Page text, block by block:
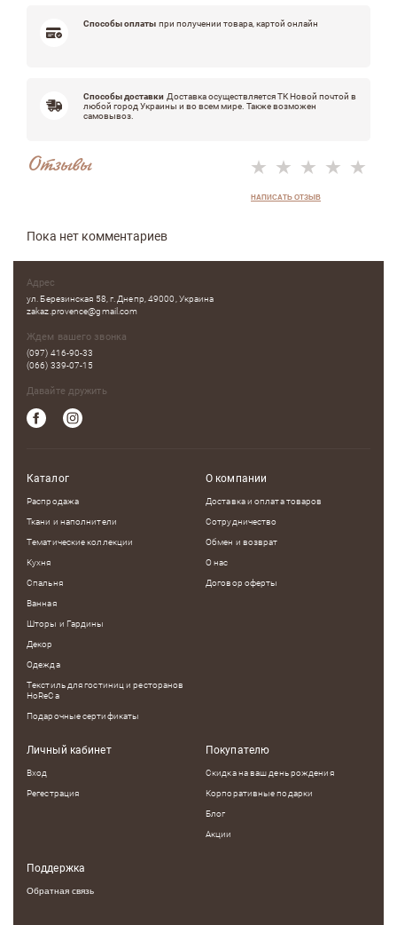
Способы оплаты при получении товара, картой онлайн
Способы доставки Доставка осуществляется ТК Новой почтой в
любой город Украины и во всем мире. Также возможен
самовывоз.
Отзывы
НАПИСАТЬ ОТЗЫВ
Пока нет комментариев
Адрес
ул. Березинская 58, г. Днепр, 49000, Украина
zakaz.provence@gmail.com
Ждем вашего звонка
(097) 416-90-33
(066) 339-07-15
Давайте дружить
Каталог
Распродажа
Ткани и наполнители
Тематические коллекции
Кухня
Спальня
Ванная
Шторы и Гардины
Декор
Одежда
Текстиль для гостиниц и ресторанов
HoReCa
Подарочные сертификаты
О компании
Доставка и оплата товаров
Сотрудничество
Обмен и возврат
О нас
Договор оферты
Личный кабинет
Вход
Регестрация
Покупателю
Скидка на ваш день рождения
Корпоративные подарки
Блог
Акции
Поддержка
Обратная связь